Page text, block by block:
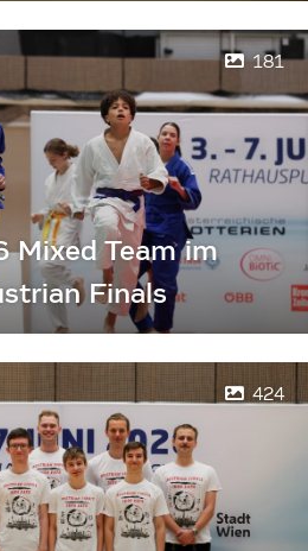
181
Mixed Team im
Finals
424